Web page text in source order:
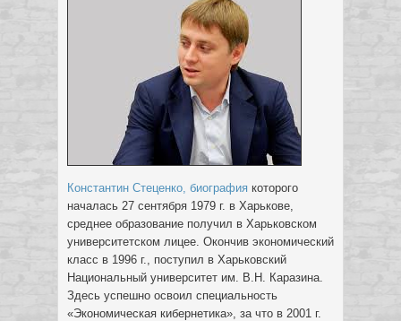
Константин Стеценко, биография которого
началась 27 сентября 1979 г. в Харькове,
среднее образование получил в Харьковском
университетском лицее. Окончив экономический
класс в 1996 г., поступил в Харьковский
Национальный университет им. В.Н. Каразина.
Здесь успешно освоил специальность
«Экономическая кибернетика», за что в 2001 г.